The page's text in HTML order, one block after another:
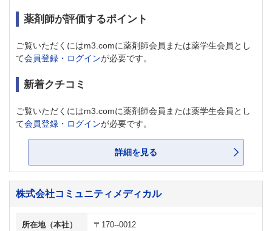
薬剤師が評価するポイント
ご覧いただくにはm3.comに薬剤師会員または薬学生会員とし
て会員登録・ログインが必要です。
新着クチコミ
ご覧いただくにはm3.comに薬剤師会員または薬学生会員とし
て会員登録・ログインが必要です。
詳細を見る
株式会社コミュニティメディカル
所在地（本社）
〒170--0012